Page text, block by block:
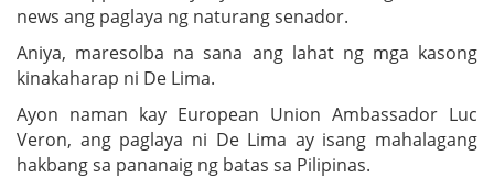
news ang paglaya ng naturang senador.
Aniya, maresolba na sana ang lahat ng mga kasong
kinakaharap ni De Lima.
Ayon naman kay European Union Ambassador Luc
Veron, ang paglaya ni De Lima ay isang mahalagang
hakbang sa pananaig ng batas sa Pilipinas.